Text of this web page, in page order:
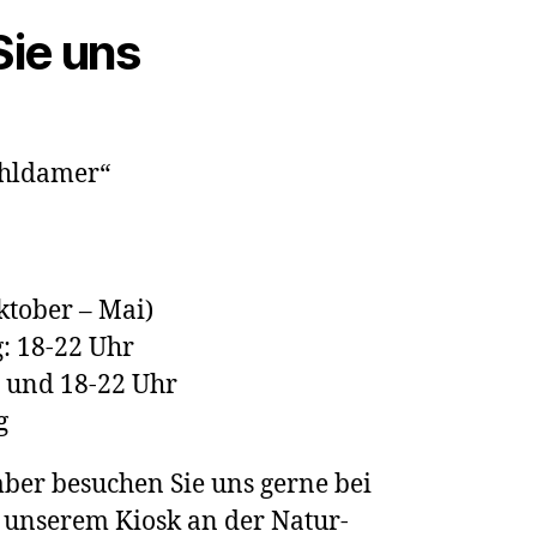
uns
– Mai)
18-22 Uhr
und 18-22 Uhr
besuchen Sie uns gerne bei
Kiosk an der Natur-